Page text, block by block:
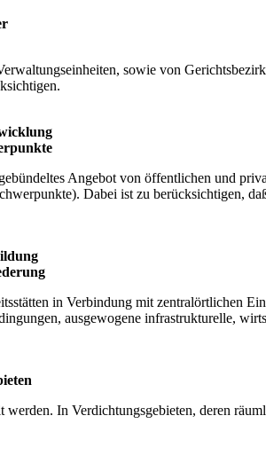
sowie von
Angebot von öffentlichen und
Dabei ist zu berücksichtigen,
in Verbindung mit zentralörtlichen
ausgewogene infrastrukturelle,
In Verdichtungsgebieten, deren